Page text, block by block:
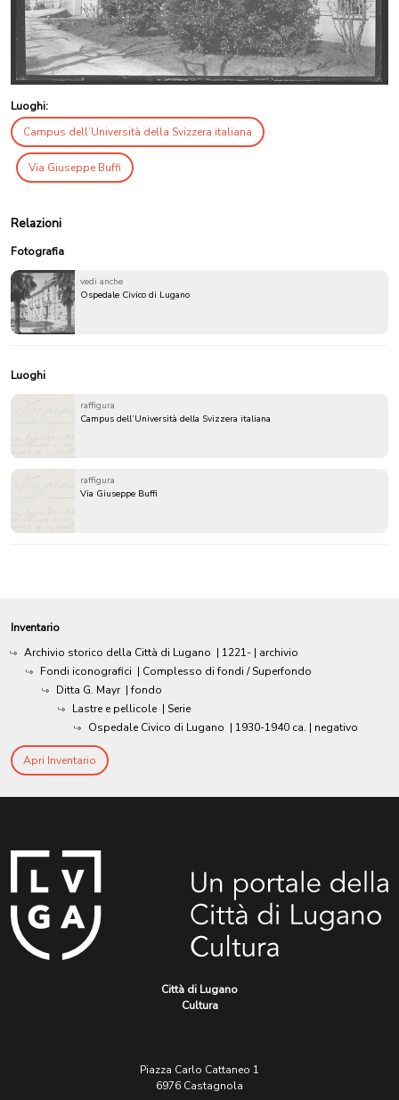
Luoghi:
Campus dell’Università della Svizzera italiana
Via Giuseppe Buffi
Relazioni
Fotografia
vedi anche
Ospedale Civico di Lugano
Luoghi
raffigura
Campus dell’Università della Svizzera italiana
raffigura
Via Giuseppe Buffi
Inventario
Archivio storico della Città di Lugano | 1221- | archivio
Fondi iconografici | Complesso di fondi / Superfondo
Ditta G. Mayr | fondo
Lastre e pellicole | Serie
Ospedale Civico di Lugano | 1930-1940 ca. | negativo
Apri Inventario
Città di Lugano
Cultura
Piazza Carlo Cattaneo 1
6976 Castagnola